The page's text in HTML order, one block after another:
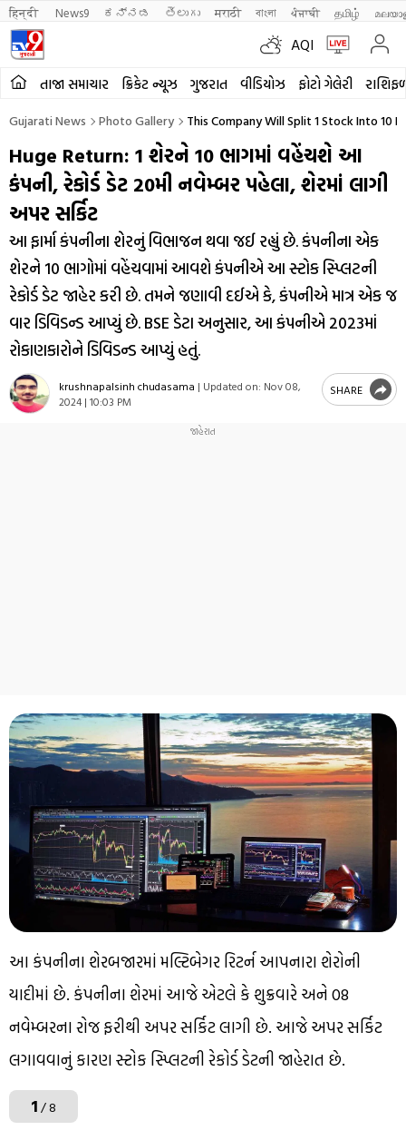
हिन्दी News9 ಕನ್ನಡ తెలుగు मराठी বাংলা ਪੰਜਾਬੀ தமிழ்
AQI
તાજા સમાચાર ક્રિકેટ ન્યૂઝ ગુજરાત વીડિયોઝ ફોટો ગેલેરી
Gujarati News Photo Gallery This Company Will Split 1 Stock Into
Huge Return: 1 શેરને 10 ભાગમાં વહેંચશે આ
કંપની, રેકોર્ડ ડેટ 20મી નવેમ્બર પહેલા, શેરમાં લાગી
અપર સર્કિટ
આ ફાર્મા કંપનીના શેરનું વિભાજન થવા જઈ રહ્યું છે. કંપનીના એક
શેરને 10 ભાગોમાં વહેંચવામાં આવશે કંપનીએ આ સ્ટોક સ્પ્લિટની
રેકોર્ડ ડેટ જાહેર કરી છે. તમને જણાવી દઈએ કે, કંપનીએ માત્ર એક જ
વાર ડિવિડન્ડ આપ્યું છે. BSE ડેટા અનુસાર, આ કંપનીએ 2023માં
રોકાણકારોને ડિવિડન્ડ આપ્યું હતું.
krushnapalsinh chudasama | Updated on: Nov 08,
2024 | 10:03 PM
SHARE
આ કંપનીના શેરબજારમાં મલ્ટિબેગર રિટર્ન આપનારા શેરોની
યાદીમાં છે. કંપનીના શેરમાં આજે એટલે કે શુક્રવારે અને 08
નવેમ્બરના રોજ ફરીથી અપર સર્કિટ લાગી છે. આજે અપર સર્કિટ
લગાવવાનું કારણ સ્ટોક સ્પ્લિટની રેકોર્ડ ડેટની જાહેરાત છે.
1/ 8